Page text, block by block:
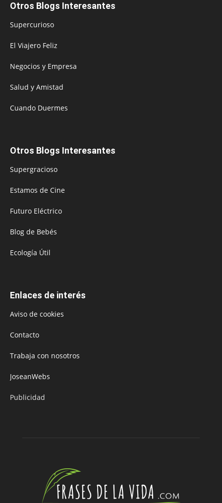
Otros Blogs Interesantes
Supercurioso
El Viajero Feliz
Negocios y Empresa
Salud y Amistad
Cuando Duermes
Otros Blogs Interesantes
Supergracioso
Estamos de Cine
Futuro Eléctrico
Blog de Bebés
Ecología Útil
Enlaces de interés
Aviso de cookies
Contacto
Trabaja con nosotros
JoseanWebs
Publicidad